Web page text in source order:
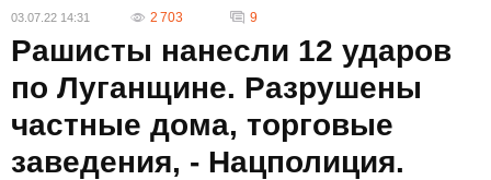
03.07.22 14:31 2 703 9
Рашисты нанесли 12 ударов
по Луганщине. Разрушены
частные дома, торговые
заведения, - Нацполиция.